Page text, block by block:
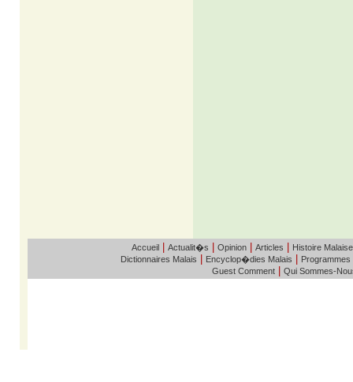
Accueil| Actualit�s Opinion| Articles Histoire Malaise
Dictionnaires Malais Encyclop�dies Malais Programmes
Guest Comment Qui Sommes-